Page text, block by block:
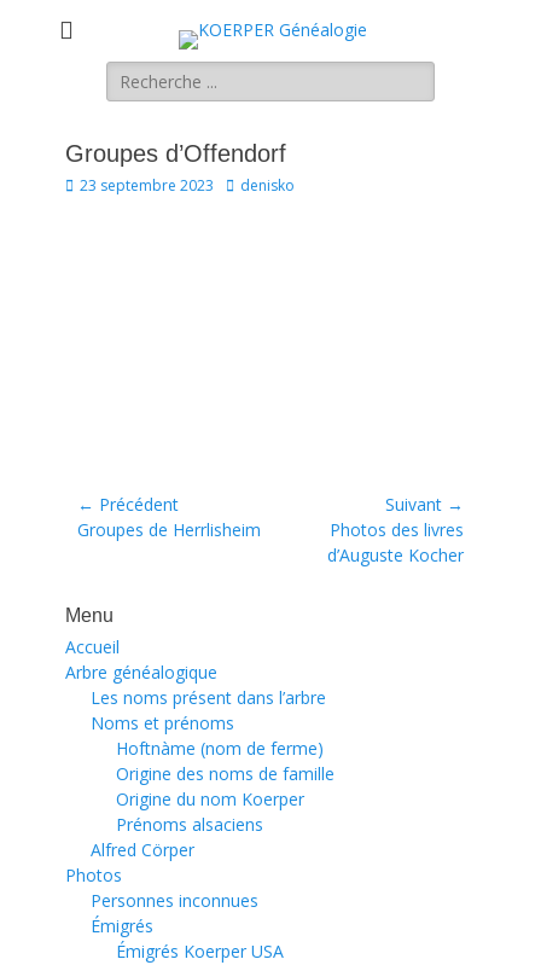
KOERPER
La généalogie Koerper, Herrlisheim.
Rechercher :
Groupes d’Offendorf
Posted
23 septembre 2023 Author
denisko
Navigation
de
← Précédent
Article
Groupes de Herrlisheim
Suivant →
suivant :
Photos des livres
d’Auguste Kocher
Menu
Accueil
Arbre généalogique
Les noms présent dans l’arbre
Noms et prénoms
Hoftnàme (nom de ferme)
Origine des noms de famille
Origine du nom Koerper
Prénoms alsaciens
Alfred Cörper
Photos
Personnes inconnues
Émigrés
Émigrés Koerper USA